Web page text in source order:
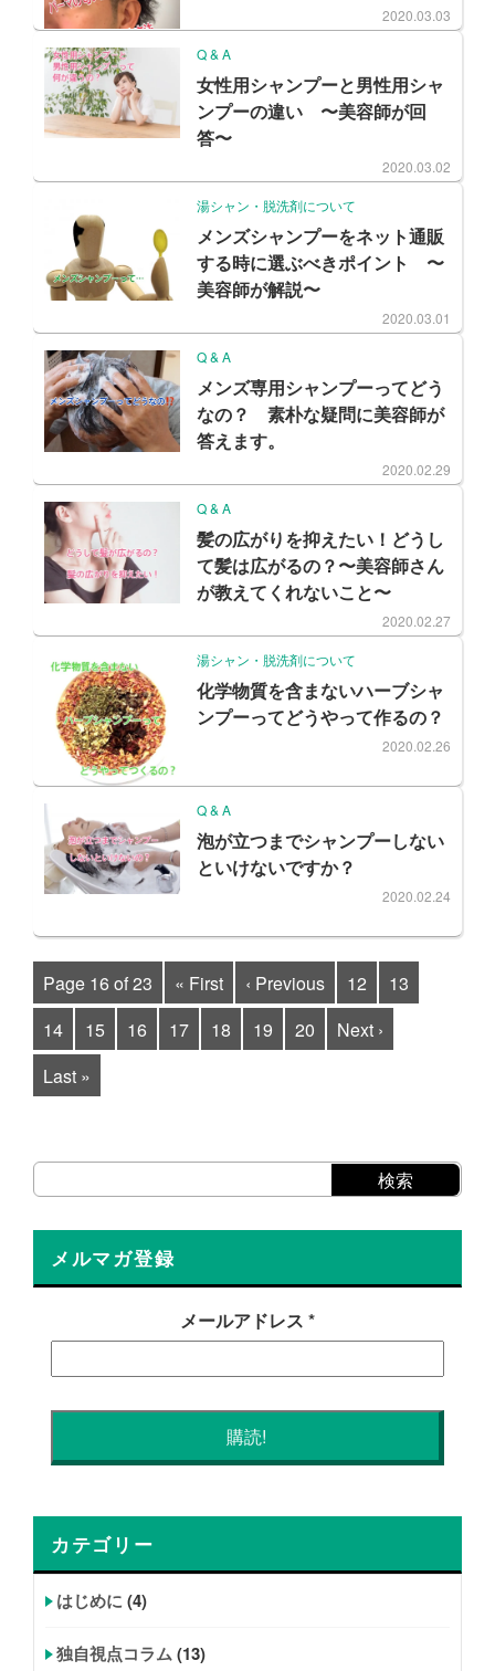
2020.03.03
Q & A
女性用シャンプーと男性用シャ
ンプーの違い 〜美容師が回
答〜
2020.03.02
湯シャン・脱洗剤について
メンズシャンプーをネット通販
する時に選ぶべきポイント 〜
美容師が解説〜
2020.03.01
Q & A
メンズ専用シャンプーってどう
なの？ 素朴な疑問に美容師が
答えます。
2020.02.29
Q & A
髪の広がりを抑えたい！どうし
て髪は広がるの？〜美容師さん
が教えてくれないこと〜
2020.02.27
湯シャン・脱洗剤について
化学物質を含まないハーブシャ
ンプーってどうやって作るの？
2020.02.26
Q & A
泡が立つまでシャンプーしない
といけないですか？
2020.02.24
Page 16 of 23 « First ‹ Previous 12
13
14
15 16 17 18 19 20
Next ›
Last »
メルマガ登録
メールアドレス *
カテゴリー
はじめに(4)
独自視点コラム(13)